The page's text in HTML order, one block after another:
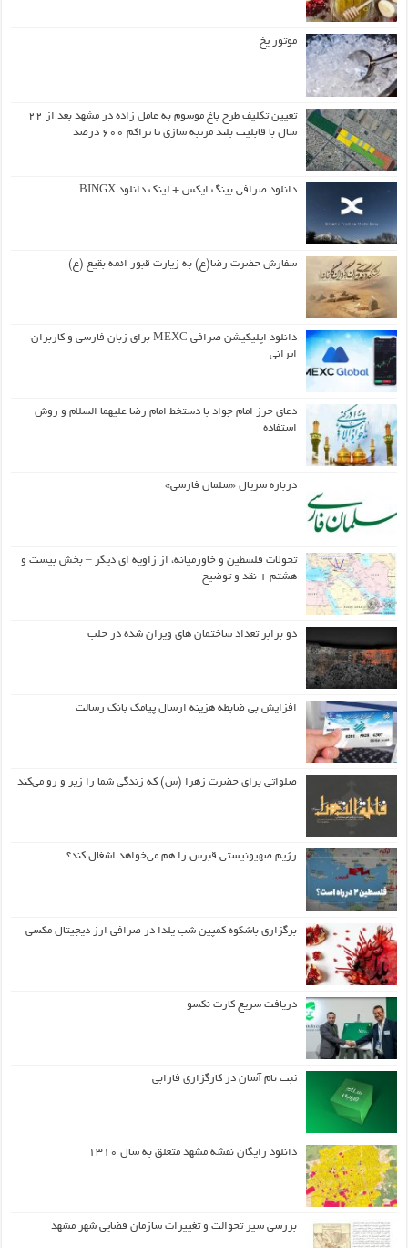
موتور یخ
تعیین تکلیف طرح باغ موسوم به عامل زاده در مشهد بعد از ۲۲
سال با قابلیت بلند مرتبه سازی تا تراکم ۶۰۰ درصد
دانلود صرافی بینگ ایکس + لینک دانلود BINGX
سفارش حضرت رضا(ع) به زیارت قبور ائمه بقیع (ع)
دانلود اپلیکیشن صرافی MEXC برای زبان فارسی و کاربران
ایرانی
دعای حرز امام جواد با دستخط امام رضا علیهما السلام و روش
استفاده
درباره سریال «سلمان فارسی»
تحولات فلسطین و خاورمیانه، از زاویه ای دیگر – بخش بیست و
هشتم + نقد و توضیح
دو برابر تعداد ساختمان های ویران شده در حلب
افزایش بی ضابطه هزینه ارسال پیامک بانک رسالت
صلواتی برای حضرت زهرا (س) که زندگی شما را زیر و رو می‌کند
رژیم صهیونیستی قبرس را هم می‌خواهد اشغال کند؟
برگزاری باشکوه کمپین شب یلدا در صرافی ارز دیجیتال مکسی
دریافت سریع کارت نکسو
ثبت نام آسان در کارگزاری فارابی
دانلود رایگان نقشه مشهد متعلق به سال ۱۳۱۰
بررسی سیر تحوالت و تغییرات سازمان فضایی شهر مشهد